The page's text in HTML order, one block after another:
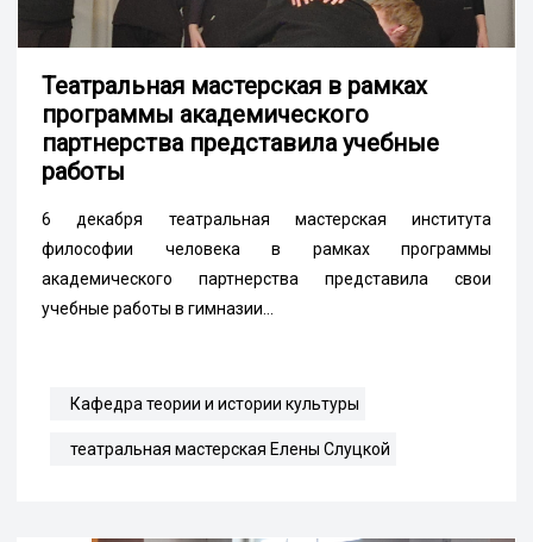
Театральная мастерская в рамках
программы академического
партнерства представила учебные
работы
6 декабря театральная мастерская института
философии человека в рамках программы
академического партнерства представила свои
учебные работы в гимназии...
Кафедра теории и истории культуры
театральная мастерская Елены Слуцкой